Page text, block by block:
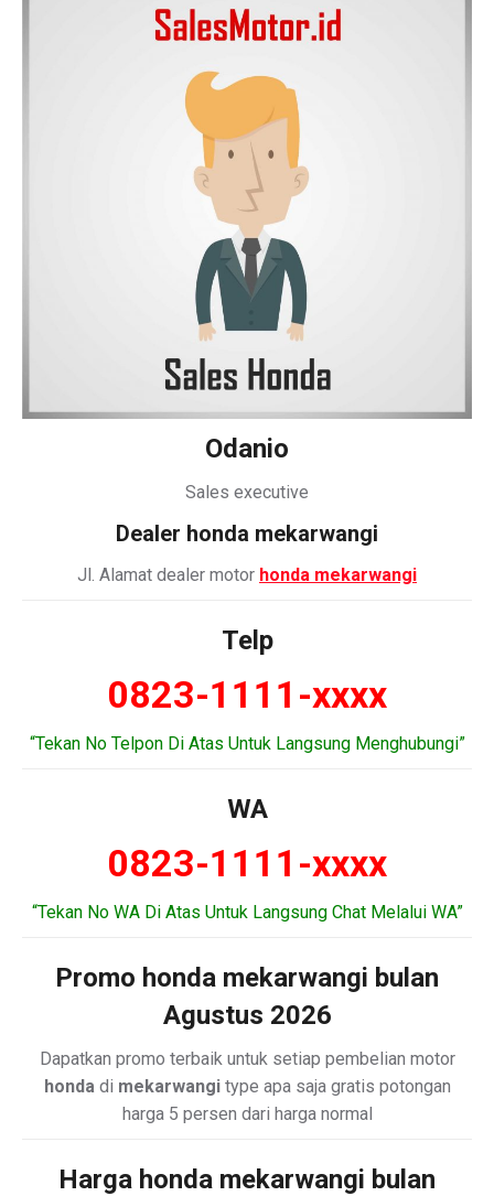
Odanio
Sales executive
Dealer honda mekarwangi
Jl. Alamat dealer motor honda mekarwangi
Telp
0823-1111-xxxx
“Tekan No Telpon Di Atas Untuk Langsung Menghubungi”
WA
0823-1111-xxxx
“Tekan No WA Di Atas Untuk Langsung Chat Melalui WA”
Promo honda mekarwangi bulan
Agustus 2026
Dapatkan promo terbaik untuk setiap pembelian motor
hondadi mekarwangitype apa saja gratis potongan
harga 5 persen dari harga normal
Harga honda mekarwangi bulan